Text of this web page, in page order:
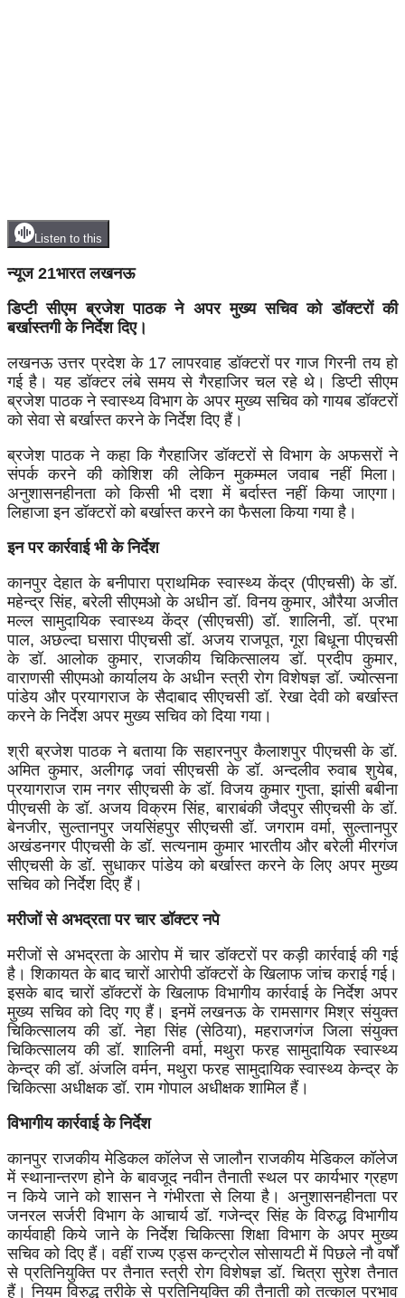
Listen to this
न्यूज 21भारत लखनऊ
डिप्टी सीएम ब्रजेश पाठक ने अपर मुख्य सचिव को डॉक्टरों की
बर्खास्तगी के निर्देश दिए।
लखनऊ उत्तर प्रदेश के 17 लापरवाह डॉक्टरों पर गाज गिरनी तय हो
गई है। यह डॉक्टर लंबे समय से गैरहाजिर चल रहे थे। डिप्टी सीएम
ब्रजेश पाठक ने स्वास्थ्य विभाग के अपर मुख्य सचिव को गायब डॉक्टरों
को सेवा से बर्खास्त करने के निर्देश दिए हैं।
ब्रजेश पाठक ने कहा कि गैरहाजिर डॉक्टरों से विभाग के अफसरों ने
संपर्क करने की कोशिश की लेकिन मुकम्मल जवाब नहीं मिला।
अनुशासनहीनता को किसी भी दशा में बर्दास्त नहीं किया जाएगा।
लिहाजा इन डॉक्टरों को बर्खास्त करने का फैसला किया गया है।
इन पर कार्रवाई भी के निर्देश
कानपुर देहात के बनीपारा प्राथमिक स्वास्थ्य केंद्र (पीएचसी) के डॉ.
महेन्द्र सिंह, बरेली सीएमओ के अधीन डॉ. विनय कुमार, औरैया अजीत
मल्ल सामुदायिक स्वास्थ्य केंद्र (सीएचसी) डॉ. शालिनी, डॉ. प्रभा
पाल, अछल्दा घसारा पीएचसी डॉ. अजय राजपूत, गूरा बिधूना पीएचसी
के डॉ. आलोक कुमार, राजकीय चिकित्सालय डॉ. प्रदीप कुमार,
वाराणसी सीएमओ कार्यालय के अधीन स्त्री रोग विशेषज्ञ डॉ. ज्योत्सना
पांडेय और प्रयागराज के सैदाबाद सीएचसी डॉ. रेखा देवी को बर्खास्त
करने के निर्देश अपर मुख्य सचिव को दिया गया।
श्री ब्रजेश पाठक ने बताया कि सहारनपुर कैलाशपुर पीएचसी के डॉ.
अमित कुमार, अलीगढ़ जवां सीएचसी के डॉ. अन्दलीव रुवाब शुयेब,
प्रयागराज राम नगर सीएचसी के डॉ. विजय कुमार गुप्ता, झांसी बबीना
पीएचसी के डॉ. अजय विक्रम सिंह, बाराबंकी जैदपुर सीएचसी के डॉ.
बेनजीर, सुल्तानपुर जयसिंहपुर सीएचसी डॉ. जगराम वर्मा, सुल्तानपुर
अखंडनगर पीएचसी के डॉ. सत्यनाम कुमार भारतीय और बरेली मीरगंज
सीएचसी के डॉ. सुधाकर पांडेय को बर्खास्त करने के लिए अपर मुख्य
सचिव को निर्देश दिए हैं।
मरीजों से अभद्रता पर चार डॉक्टर नपे
मरीजों से अभद्रता के आरोप में चार डॉक्टरों पर कड़ी कार्रवाई की गई
है। शिकायत के बाद चारों आरोपी डॉक्टरों के खिलाफ जांच कराई गई।
इसके बाद चारों डॉक्टरों के खिलाफ विभागीय कार्रवाई के निर्देश अपर
मुख्य सचिव को दिए गए हैं। इनमें लखनऊ के रामसागर मिश्र संयुक्त
चिकित्सालय की डॉ. नेहा सिंह (सेठिया), महराजगंज जिला संयुक्त
चिकित्सालय की डॉ. शालिनी वर्मा, मथुरा फरह सामुदायिक स्वास्थ्य
केन्द्र की डॉ. अंजलि वर्मन, मथुरा फरह सामुदायिक स्वास्थ्य केन्द्र के
चिकित्सा अधीक्षक डॉ. राम गोपाल अधीक्षक शामिल हैं।
विभागीय कार्रवाई के निर्देश
कानपुर राजकीय मेडिकल कॉलेज से जालौन राजकीय मेडिकल कॉलेज
में स्थानान्तरण होने के बावजूद नवीन तैनाती स्थल पर कार्यभार ग्रहण
न किये जाने को शासन ने गंभीरता से लिया है। अनुशासनहीनता पर
जनरल सर्जरी विभाग के आचार्य डॉ. गजेन्द्र सिंह के विरुद्ध विभागीय
कार्यवाही किये जाने के निर्देश चिकित्सा शिक्षा विभाग के अपर मुख्य
सचिव को दिए हैं। वहीं राज्य एड्स कन्ट्रोल सोसायटी में पिछले नौ वर्षों
से प्रतिनियुक्ति पर तैनात स्त्री रोग विशेषज्ञ डॉ. चित्रा सुरेश तैनात
हैं। नियम विरुद्ध तरीके से प्रतिनियुक्ति की तैनाती को तत्काल प्रभाव